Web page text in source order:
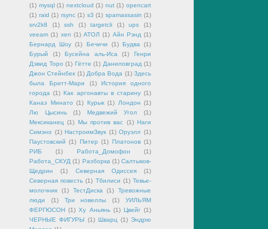
(1) mysql (1) nextcloud (1) nut (1) opencart
(1) raid (1) rsync (1) s3 (1) spamassasin (1)
srv2k8
(1) ssh (1) targetcli (1) ups
(1)
veeam (1) xen (1) АТОЛ (1) Айн Рэнд (1)
Бернард Шоу (1) Бечичи (1) Будва (1)
Бурый
(1) Бусейна аль-Иса (1)
Генри
Дэвид Торо (1) Гётте (1) Даниловград (1)
Джон Стейнбек (1) Добра Вода (1) Здесь
была Бритт-Мари
(1)
История одного
города (1) Как аргонавты в старину (1)
Канаэ Минато (1) Курык (1) Лондон (1)
Лю Цысинь
(1) Медвежий Угол
(1)
Мексиканец (1) Мы против вас (1) Наги
Симэно (1) НастроимЗвук (1) Оруэлл (1)
Паустовский (1) Питер (1) Платонов (1)
РИБ
(1) Работа_Домофон
(1)
Работа_СКУД (1) Разборка (1) Салтыков-
Щедрин
(1) Северная Одиссея
(1)
Северная повесть (1) Тбилиси (1) Тевье-
молочник
(1) ТестДиска (1)
Тревожные
люди
(1) Три новеллы (1)
УИЛЬЯМ
ФЕРГЮСОН (1) Ху Аньянь (1) Цвейг (1)
ЧЕРНЫЕ ФИГУРЫ
(1) Шварц (1) Эндрю